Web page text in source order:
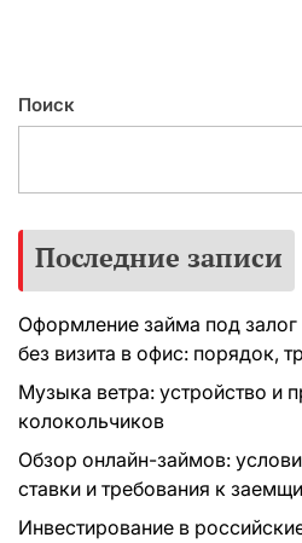
Поиск
Последние записи
Оформление займа под
без визита в офис: порядок,
Музыка ветра: устройство и
колокольчиков
Обзор онлайн-займов:
ставки и требования к
Инвестирование в